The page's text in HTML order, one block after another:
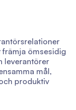
ömsesidig
leverantörer
mål,
produktiv